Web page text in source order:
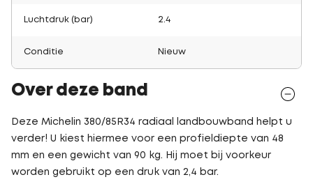
Luchtdruk (bar) 2.4
Conditie Nieuw
Over deze band
Deze Michelin 380/85R34 radiaal landbouwband helpt u
verder! U kiest hiermee voor een profieldiepte van 48
mm en een gewicht van 90 kg. Hij moet bij voorkeur
worden gebruikt op een druk van 2,4 bar.